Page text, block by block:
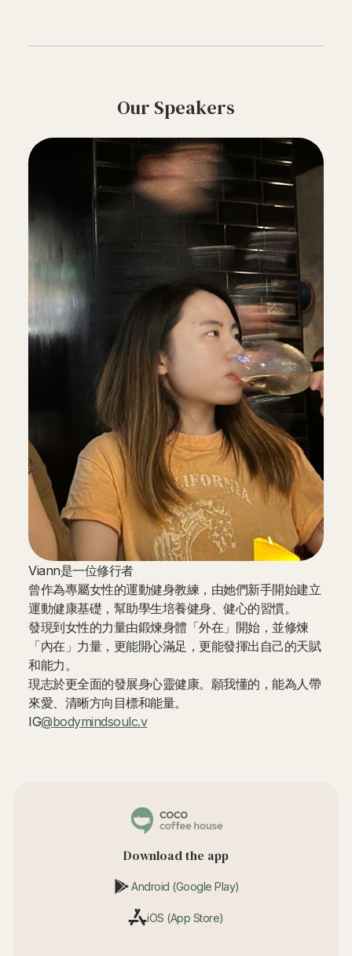
Our Speakers
Viann是一位修行者
曾作為專屬女性的運動健身教練，由她們新手開始建立
運動健康基礎，幫助學生培養健身、健心的習慣。
發現到女性的力量由鍛煉身體「外在」開始，並修煉
「內在」力量，更能開心滿足，更能發揮出自己的天賦
和能力。
現志於更全面的發展身心靈健康。願我懂的，能為人帶
來愛、清晰方向目標和能量。
IG@bodymindsoulc.v
Download the app
Android (Google Play)
iOS (App Store)